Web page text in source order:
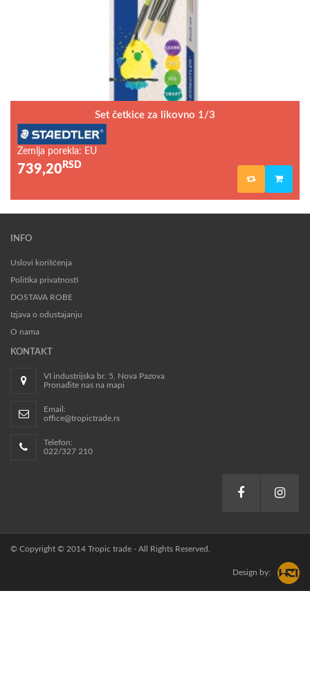
Set četkice za likovno 1/3
Zemlja porekla: EU
739,20 RSD
INFO
Uslovi korišćenja
Politika privatnosti
DOSTAVA ROBE
Izjava o odustajanju
O nama
KONTAKT
VI industrijska br. 5, Nova Pazova
Pronađite nas na mapi
Email:
office@tropictrade.rs
Telefon:
022/327 210
© Copyright © 2014 Tropic trade - All Rights Reserved.
Design by: